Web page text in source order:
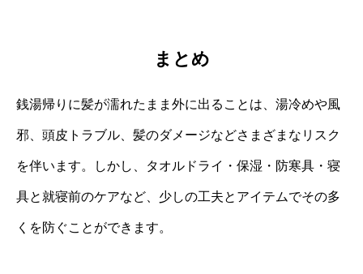
まとめ
銭湯帰りに髪が濡れたまま外に出ることは、湯冷めや風
邪、頭皮トラブル、髪のダメージなどさまざまなリスク
を伴います。しかし、タオルドライ・保湿・防寒具・寝
具と就寝前のケアなど、少しの工夫とアイテムでその多
くを防ぐことができます。